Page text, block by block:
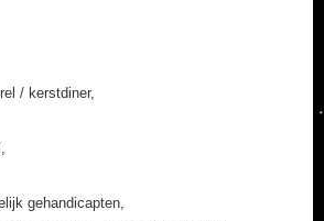
/ kerstdiner,
gehandicapten,